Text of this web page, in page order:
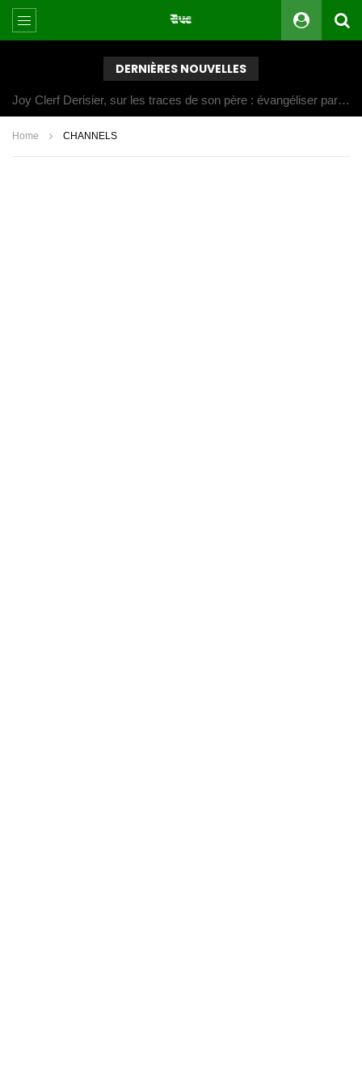
DERNIÈRES NOUVELLES
Joy Clerf Derisier, sur les traces de son père : évangéliser par la musique
Home CHANNELS